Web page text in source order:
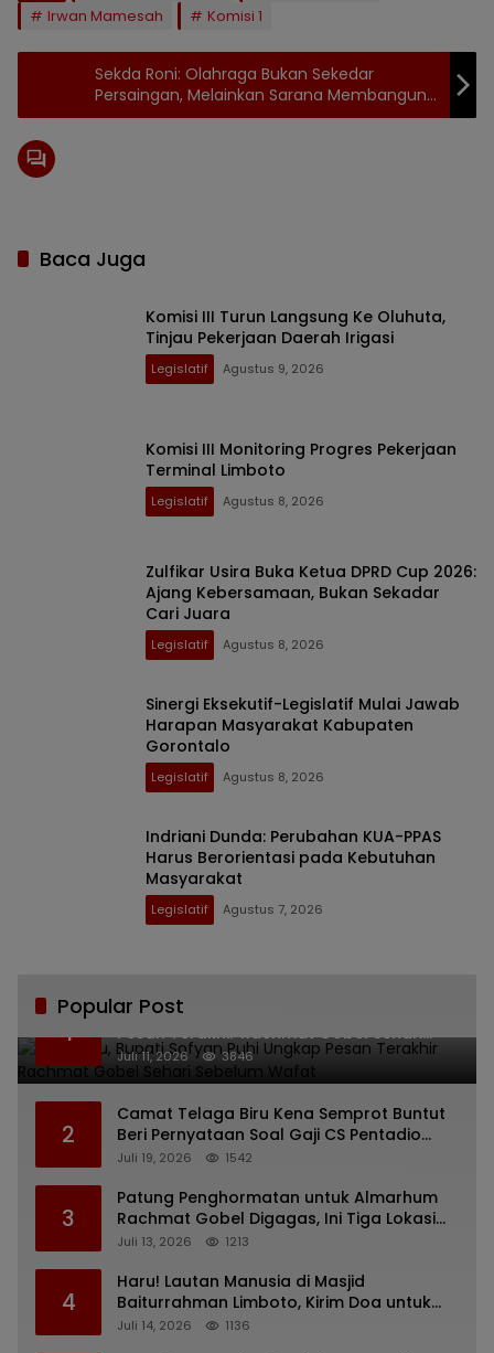
Irwan Mamesah Komisi 1
Sekda Roni: Olahraga Bukan Sekedar
Persaingan, Melainkan Sarana Membangun
Solidaritas
Baca Juga
Komisi III Turun Langsung Ke Oluhuta,
Tinjau Pekerjaan Daerah Irigasi
Legislatif Agustus 9, 2026
Komisi III Monitoring Progres Pekerjaan
Terminal Limboto
Legislatif Agustus 8, 2026
Zulfikar Usira Buka Ketua DPRD Cup 2026:
Ajang Kebersamaan, Bukan Sekadar
Cari Juara
Legislatif Agustus 8, 2026
Sinergi Eksekutif-Legislatif Mulai Jawab
Harapan Masyarakat Kabupaten
Gorontalo
Legislatif Agustus 8, 2026
Indriani Dunda: Perubahan KUA-PPAS
Harus Berorientasi pada Kebutuhan
Masyarakat
Legislatif Agustus 7, 2026
Popular Post
1
Bikin Haru, Bupati Sofyan Puhi Ungkap
Pesan Terakhir Rachmat Gobel Sehari
Sebelum Wafat
Juli 11, 2026 3846
2
Camat Telaga Biru Kena Semprot Buntut
Beri Pernyataan Soal Gaji CS Pentadio
Barat yang Nunggak
Juli 19, 2026 1542
3
Patung Penghormatan untuk Almarhum
Rachmat Gobel Digagas, Ini Tiga Lokasi
yang Diusulkan
Juli 13, 2026 1213
4
Haru! Lautan Manusia di Masjid
Baiturrahman Limboto, Kirim Doa untuk
Almarhum Rachmat Gobel
Juli 14, 2026 1136